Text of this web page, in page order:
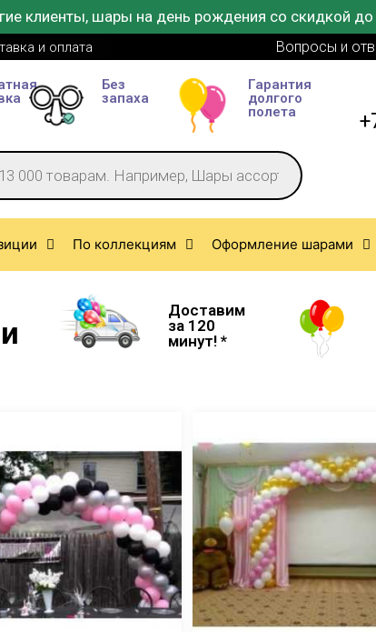
клиенты, шары на день рождения со скидкой до
и оплата Вопросы и
Без
запаха
Гарантия
долгого
полета
По коллекциям Оформление шарами
Доставим
за 120
минут! *